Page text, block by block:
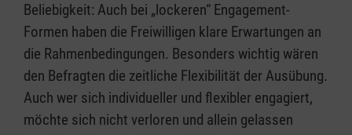
Beliebigkeit: Auch bei „lockeren“ Engagement-
Formen haben die Freiwilligen klare Erwartungen an
die Rahmenbedingungen. Besonders wichtig wären
den Befragten die zeitliche Flexibilität der Ausübung.
Auch wer sich individueller und flexibler engagiert,
möchte sich nicht verloren und allein gelassen